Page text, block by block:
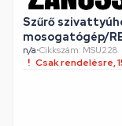
Szűrő
mosogatógép/
n/a•Cikkszám: MSU228
Csak rendelésre,